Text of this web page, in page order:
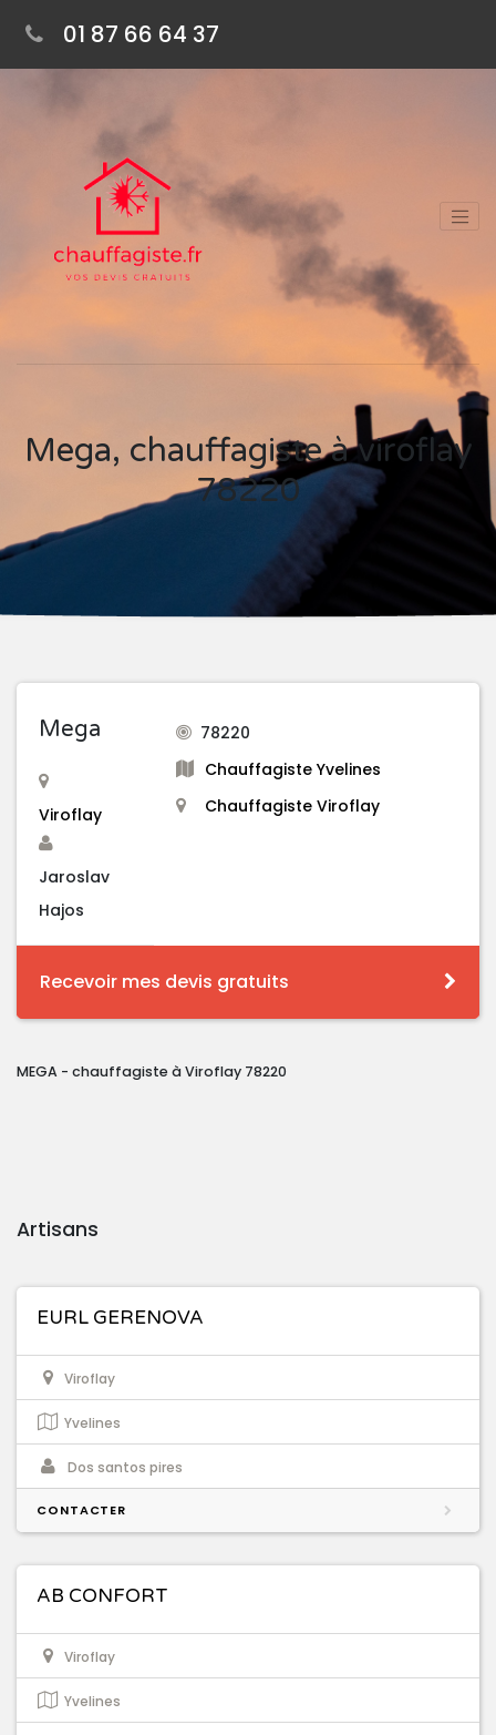
01 87 66 64 37
Mega, chauffagiste à viroflay
78220
Mega
Viroflay
Jaroslav
Hajos
78220
Chauffagiste Yvelines
Chauffagiste Viroflay
Recevoir mes devis gratuits
MEGA - chauffagiste à Viroflay 78220
Artisans
EURL GERENOVA
Viroflay
Yvelines
Dos santos pires
CONTACTER
AB CONFORT
Viroflay
Yvelines